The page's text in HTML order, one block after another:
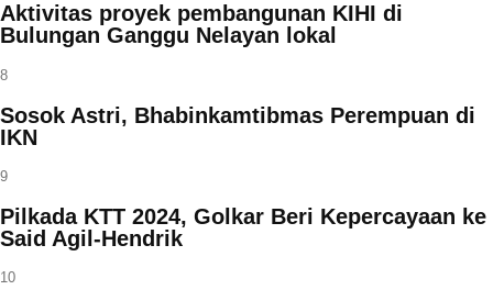
Aktivitas proyek pembangunan KIHI di
Bulungan Ganggu Nelayan lokal
8
Sosok Astri, Bhabinkamtibmas Perempuan di
IKN
9
Pilkada KTT 2024, Golkar Beri Kepercayaan ke
Said Agil-Hendrik
10